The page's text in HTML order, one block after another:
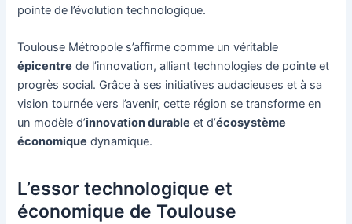
pointe de l’évolution technologique.
Toulouse Métropole s’affirme comme un véritable
épicentre de l’innovation, alliant technologies de pointe et
progrès social. Grâce à ses initiatives audacieuses et à sa
vision tournée vers l’avenir, cette région se transforme en
un modèle d’innovation durable et d’écosystème
économique dynamique.
L’essor technologique et
économique de Toulouse